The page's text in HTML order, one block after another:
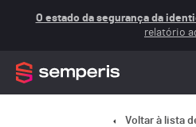
O estado da segurança da
relatório
Voltar à lista